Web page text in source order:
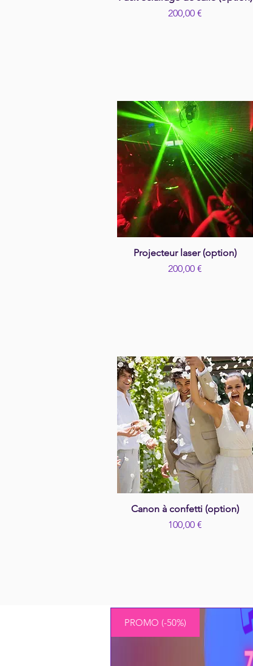
Prix
200,00 €
Aperçu rapide
Projecteur laser (option)
Prix
200,00 €
Aperçu rapide
Canon à confetti (option)
Prix
100,00 €
PROMO (-50%)